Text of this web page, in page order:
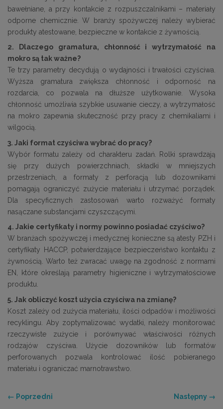
bawełniane, a przy kontakcie z rozpuszczalnikami – materiały
odporne chemicznie. W branży spożywczej należy wybierać
produkty atestowane, bezpieczne w kontakcie z żywnością.
2. Dlaczego gramatura, chłonność i wytrzymałość na
mokro są tak ważne?
Te trzy parametry decydują o wydajności i trwałości czyściwa.
Wyższa gramatura zwiększa chłonność i odporność na
rozdarcia, co pozwala na dłuższe użytkowanie. Wysoka
chłonność umożliwia szybkie usuwanie cieczy, a wytrzymałość
na mokro zapewnia skuteczność przy pracy z chemikaliami i
wilgocią.
3. Jaki format czyściwa wybrać do pracy?
Wybór formatu zależy od charakteru zadań. Rolki sprawdzają
się przy dużych powierzchniach, składki w mniejszych
przestrzeniach, a formaty z perforacją lub dozownikami
pomagają ograniczyć zużycie materiału i utrzymać porządek.
Dla specyficznych zastosowań warto rozważyć formaty
nasączane substancjami czyszczącymi.
4. Jakie certyfikaty i normy powinno posiadać czyściwo?
W branżach spożywczej i medycznej konieczne są atesty PZH i
certyfikaty HACCP, potwierdzające bezpieczeństwo kontaktu z
żywnością. Warto też zwracać uwagę na zgodność z normami
EN, które określają parametry higieniczne i wytrzymałościowe
produktu.
5. Jak obliczyć koszt użycia czyściwa na zmianę?
Koszt zależy od zużycia materiału, ilości odpadów i możliwości
recyklingu. Aby zoptymalizować wydatki, należy monitorować
rzeczywiste zużycie i porównywać właściwości różnych
rodzajów czyściwa. Użycie dozowników lub formatów
perforowanych pozwala kontrolować ilość pobieranego
materiału i ograniczać marnotrawstwo.
← Poprzedni Następny →